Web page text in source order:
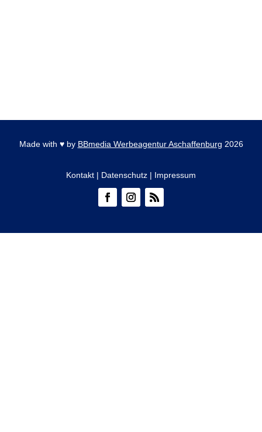
Made with ♥by BBmedia Werbeagentur Aschaffenburg 2026
Kontakt | Datenschutz | Impressum